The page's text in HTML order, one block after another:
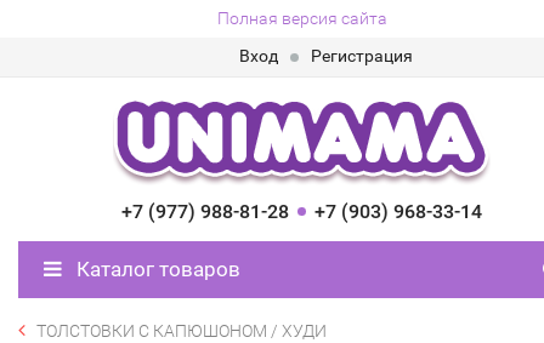
Полная версия сайта
Вход
Регистрация
+7 (977) 988-81-28 +7 (903) 968-33-14
Каталог товаров
ТОЛСТОВКИ С КАПЮШОНОМ / ХУДИ